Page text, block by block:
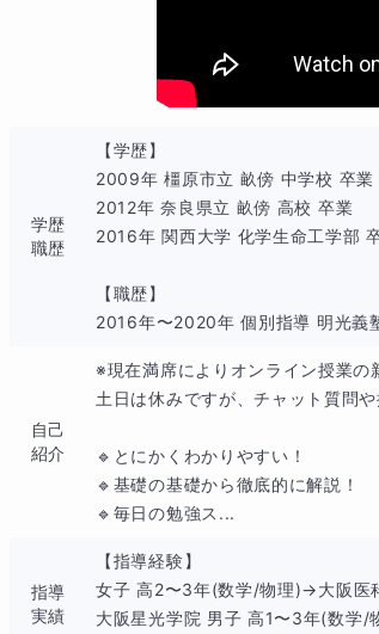
この計画表は、それぞれのレベルや目標に合
また、日頃から勉強に取り組む癖をつけるこ
私の授業では、プロの豊富な知識をもとに、
また、授業だけではなく、自分で勉強を進
何をすればいいかも全て教えるので、言わ
の授業を受ければ必ず成績は伸びます
授業時間よりも自習時間の方が長いので、そ
学歴
職歴
【学歴】
2009年 橿原市立 畝傍 中学校 卒業
2012年 奈良県立 畝傍 高校 卒業
2016年 関西大学 化学生命工学部
【職歴】
2016年〜2020年 個別指導 明光義
自己
紹介
※現在満席によりオンライン授業の
土日は休みですが、チャット質問
🔹とにかくわかりやすい！
🔹基礎の基礎から徹底的に解説！
🔹毎日の勉強ス...
指導
実績
【指導経験】
女子 高2〜3年(数学/物理)→大阪医
大阪星光学院 男子 高1〜3年(数学